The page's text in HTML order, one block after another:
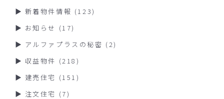
新着物件情報 (123)
お知らせ (17)
アルファプラスの秘密 (2)
収益物件 (218)
建売住宅 (151)
注文住宅 (7)